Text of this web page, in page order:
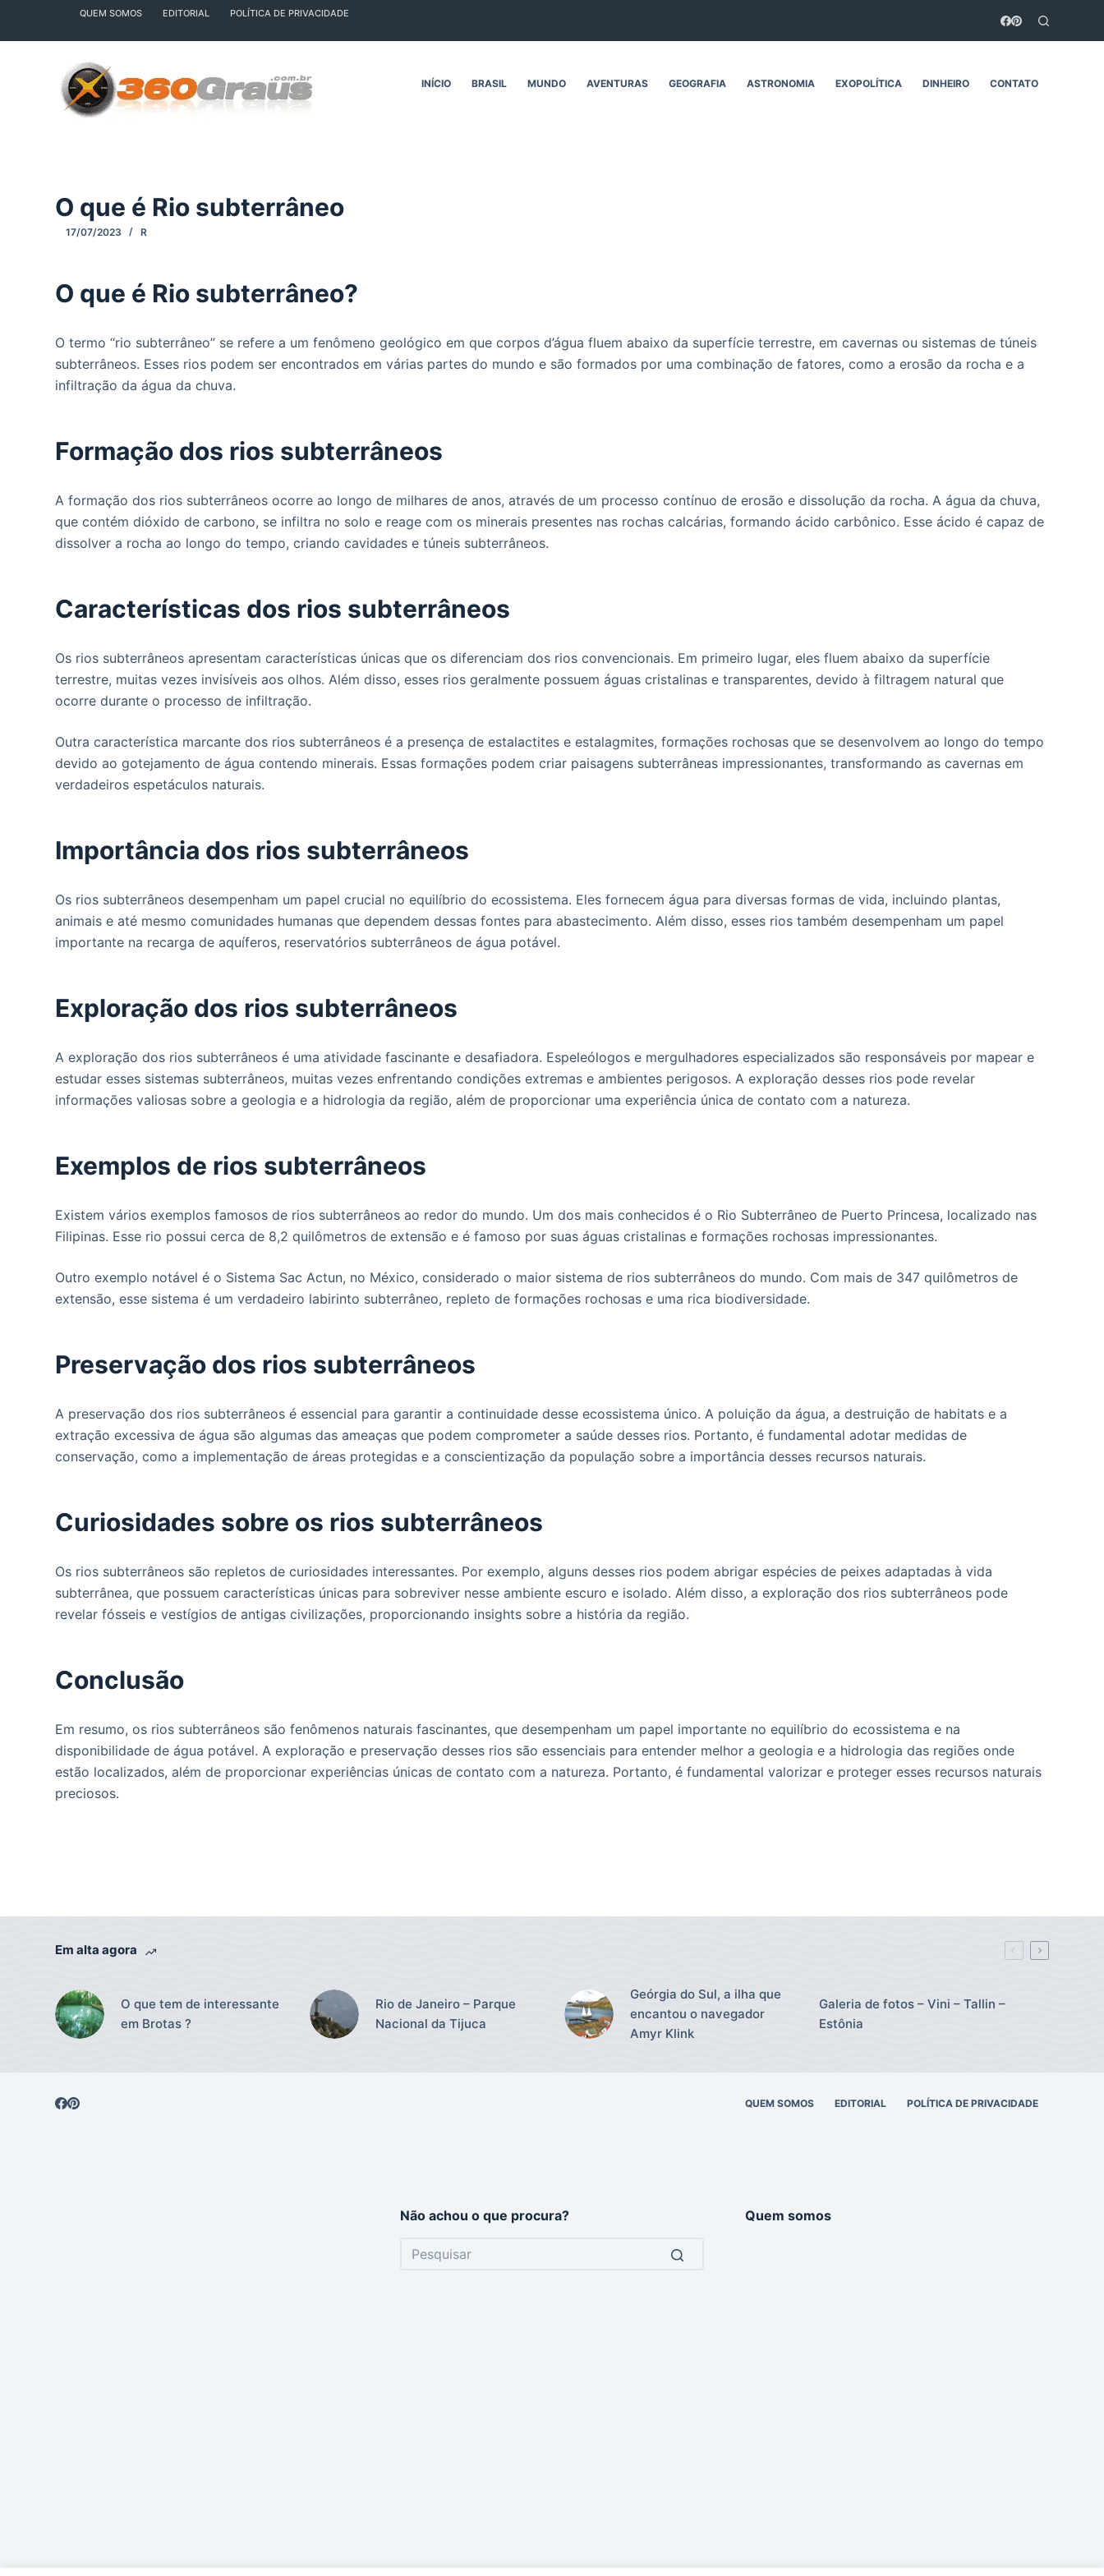
u
QUEM SOMOS EDITORIAL POLÍTICA DE PRIVACIDADE
INÍCIO BRASIL MUNDO AVENTURAS GEOGRAFIA ASTRONOMIA EXOPOLÍTICA DINHEIRO CONTATO
O que é Rio subterrâneo
17/07/2023 R
O que é Rio subterrâneo?
O termo “rio subterrâneo” se refere a um fenômeno geológico em que corpos d’água fluem abaixo da superfície terrestre, em cavernas ou sistemas de túneis
subterrâneos. Esses rios podem ser encontrados em várias partes do mundo e são formados por uma combinação de fatores, como a erosão da rocha e a
infiltração da água da chuva.
Formação dos rios subterrâneos
A formação dos rios subterrâneos ocorre ao longo de milhares de anos, através de um processo contínuo de erosão e dissolução da rocha. A água da chuva,
que contém dióxido de carbono, se infiltra no solo e reage com os minerais presentes nas rochas calcárias, formando ácido carbônico. Esse ácido é capaz de
dissolver a rocha ao longo do tempo, criando cavidades e túneis subterrâneos.
Características dos rios subterrâneos
Os rios subterrâneos apresentam características únicas que os diferenciam dos rios convencionais. Em primeiro lugar, eles fluem abaixo da superfície
terrestre, muitas vezes invisíveis aos olhos. Além disso, esses rios geralmente possuem águas cristalinas e transparentes, devido à filtragem natural que
ocorre durante o processo de infiltração.
Outra característica marcante dos rios subterrâneos é a presença de estalactites e estalagmites, formações rochosas que se desenvolvem ao longo do tempo
devido ao gotejamento de água contendo minerais. Essas formações podem criar paisagens subterrâneas impressionantes, transformando as cavernas em
verdadeiros espetáculos naturais.
Importância dos rios subterrâneos
Os rios subterrâneos desempenham um papel crucial no equilíbrio do ecossistema. Eles fornecem água para diversas formas de vida, incluindo plantas,
animais e até mesmo comunidades humanas que dependem dessas fontes para abastecimento. Além disso, esses rios também desempenham um papel
importante na recarga de aquíferos, reservatórios subterrâneos de água potável.
Exploração dos rios subterrâneos
A exploração dos rios subterrâneos é uma atividade fascinante e desafiadora. Espeleólogos e mergulhadores especializados são responsáveis por mapear e
estudar esses sistemas subterrâneos, muitas vezes enfrentando condições extremas e ambientes perigosos. A exploração desses rios pode revelar
informações valiosas sobre a geologia e a hidrologia da região, além de proporcionar uma experiência única de contato com a natureza.
Exemplos de rios subterrâneos
Existem vários exemplos famosos de rios subterrâneos ao redor do mundo. Um dos mais conhecidos é o Rio Subterrâneo de Puerto Princesa, localizado nas
Filipinas. Esse rio possui cerca de 8,2 quilômetros de extensão e é famoso por suas águas cristalinas e formações rochosas impressionantes.
Outro exemplo notável é o Sistema Sac Actun, no México, considerado o maior sistema de rios subterrâneos do mundo. Com mais de 347 quilômetros de
extensão, esse sistema é um verdadeiro labirinto subterrâneo, repleto de formações rochosas e uma rica biodiversidade.
Preservação dos rios subterrâneos
A preservação dos rios subterrâneos é essencial para garantir a continuidade desse ecossistema único. A poluição da água, a destruição de habitats e a
extração excessiva de água são algumas das ameaças que podem comprometer a saúde desses rios. Portanto, é fundamental adotar medidas de
conservação, como a implementação de áreas protegidas e a conscientização da população sobre a importância desses recursos naturais.
Curiosidades sobre os rios subterrâneos
Os rios subterrâneos são repletos de curiosidades interessantes. Por exemplo, alguns desses rios podem abrigar espécies de peixes adaptadas à vida
subterrânea, que possuem características únicas para sobreviver nesse ambiente escuro e isolado. Além disso, a exploração dos rios subterrâneos pode
revelar fósseis e vestígios de antigas civilizações, proporcionando insights sobre a história da região.
Conclusão
Em resumo, os rios subterrâneos são fenômenos naturais fascinantes, que desempenham um papel importante no equilíbrio do ecossistema e na
disponibilidade de água potável. A exploração e preservação desses rios são essenciais para entender melhor a geologia e a hidrologia das regiões onde
estão localizados, além de proporcionar experiências únicas de contato com a natureza. Portanto, é fundamental valorizar e proteger esses recursos naturais
preciosos.
Em alta agora
O que tem de interessante
em Brotas ?
Rio de Janeiro – Parque
Nacional da Tijuca
Geórgia do Sul, a ilha que
encantou o navegador
Amyr Klink
Galeria de fotos – Vini – Tallin –
Estônia
QUEM SOMOS EDITORIAL POLÍTICA DE PRIVACIDADE
Não achou o que procura? Quem somos